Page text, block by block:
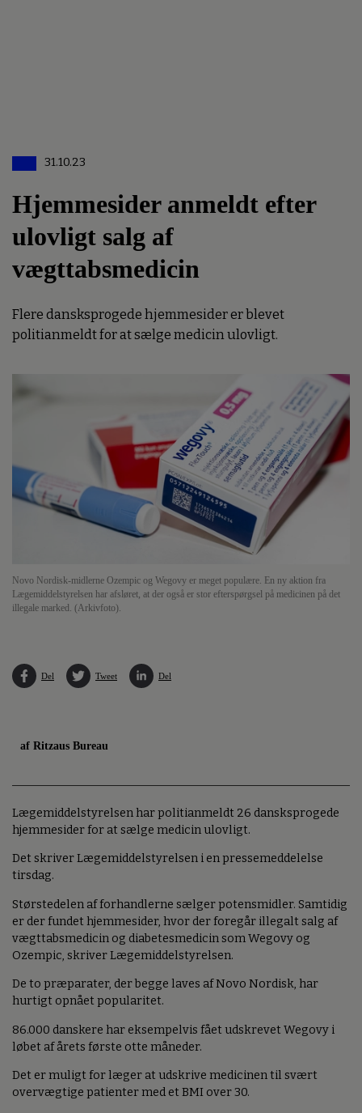
31.10.23
Hjemmesider anmeldt efter
ulovligt salg af
vægttabsmedicin
Flere dansksprogede hjemmesider er blevet
politianmeldt for at sælge medicin ulovligt.
Novo Nordisk-midlerne Ozempic og Wegovy er meget populære. En ny aktion fra
Lægemiddelstyrelsen har afsløret, at der også er stor efterspørgsel på medicinen på det
illegale marked. (Arkivfoto).
Del Tweet Del
af Ritzaus Bureau
Lægemiddelstyrelsen har politianmeldt 26 dansksprogede
hjemmesider for at sælge medicin ulovligt.
Det skriver Lægemiddelstyrelsen i en pressemeddelelse
tirsdag.
Størstedelen af forhandlerne sælger potensmidler. Samtidig
er der fundet hjemmesider, hvor der foregår illegalt salg af
vægttabsmedicin og diabetesmedicin som Wegovy og
Ozempic, skriver Lægemiddelstyrelsen.
De to præparater, der begge laves af Novo Nordisk, har
hurtigt opnået popularitet.
86.000 danskere har eksempelvis fået udskrevet Wegovy i
løbet af årets første otte måneder.
Det er muligt for læger at udskrive medicinen til svært
overvægtige patienter med et BMI over 30.